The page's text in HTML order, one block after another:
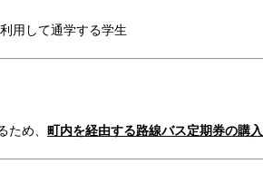
用して通学する学生
め、 町内を経由する路線バス定期券の購